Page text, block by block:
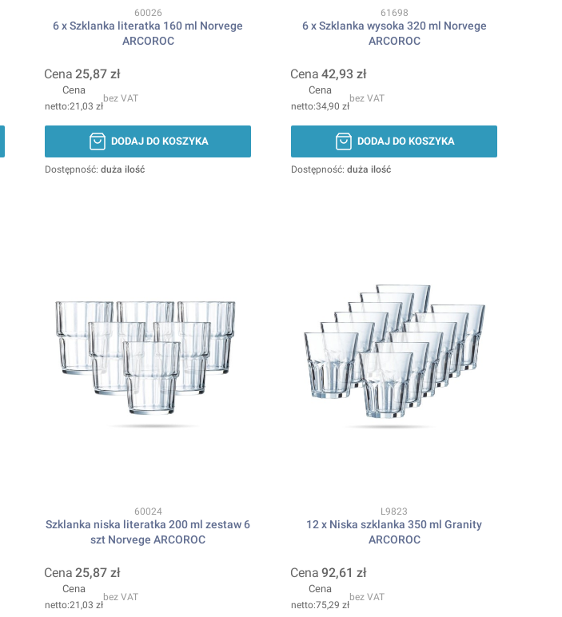
Kod produktu
60026
6 x Szklanka literatka 160 ml Norvege
ARCOROC
Cena 25,87 zł
Cena
21,03 zł
bez VAT
DODAJ DO KOSZYKA
Dostępność: duża ilość
Kod produktu
61698
6 x Szklanka wysoka 320 ml Norvege
ARCOROC
Cena 42,93 zł
Cena
34,90 zł
bez VAT
DODAJ DO KOSZYKA
Dostępność: duża ilość
Kod produktu
60024
Szklanka niska literatka 200 ml zestaw 6
szt Norvege ARCOROC
Cena 25,87 zł
Cena
21,03 zł
bez VAT
Kod produktu
L9823
12 x Niska szklanka 350 ml Granity
ARCOROC
Cena 92,61 zł
Cena
75,29 zł
bez VAT